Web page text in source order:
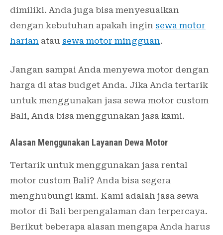
dimiliki. Anda juga bisa menyesuaikan
dengan kebutuhan apakah ingin sewa motor
harian atau sewa motor mingguan.
Jangan sampai Anda menyewa motor dengan
harga di atas budget Anda. Jika Anda tertarik
untuk menggunakan jasa sewa motor custom
Bali, Anda bisa menggunakan jasa kami.
Alasan Menggunakan Layanan Dewa Motor
Tertarik untuk menggunakan jasa rental
motor custom Bali? Anda bisa segera
menghubungi kami. Kami adalah jasa sewa
motor di Bali berpengalaman dan terpercaya.
Berikut beberapa alasan mengapa Anda harus